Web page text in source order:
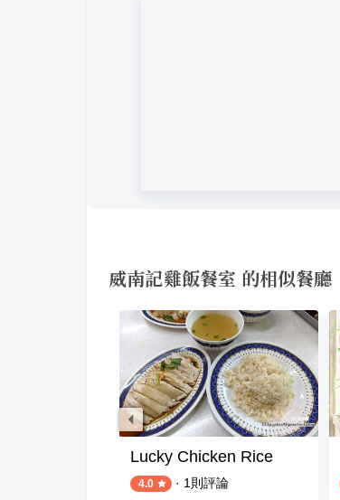
威南記雞飯餐室 的相似餐廳
Lucky Chicken Rice
4.0 · 1 則評論